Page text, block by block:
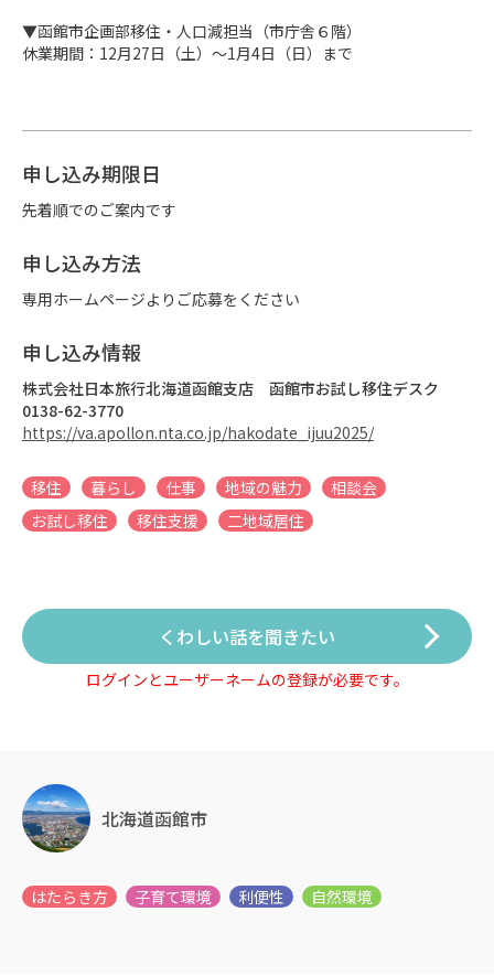
▼函館市企画部移住・人口減担当（市庁舎６階）
休業期間：12月27日（土）～1月4日（日）まで
申し込み期限日
先着順でのご案内です
申し込み方法
専用ホームページよりご応募をください
申し込み情報
株式会社日本旅行北海道函館支店　函館市お試し移住デスク
0138-62-3770
https://va.apollon.nta.co.jp/hakodate_ijuu2025/
移住 暮らし 仕事 地域の魅力
相談会
お試し移住
移住支援 二地域居住
くわしい話を聞きたい
ログインとユーザーネームの登録が必要です。
北海道函館市